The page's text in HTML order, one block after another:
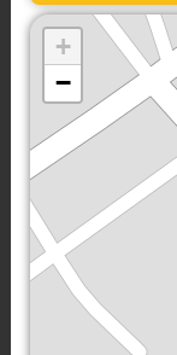
+
−